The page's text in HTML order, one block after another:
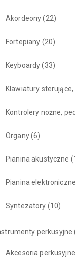
Akordeony(22)
Fortepiany (20)
Keyboardy(33)
Klawiatury sterujące,
Kontrolery nożne,
Organy(6)
Pianina akustyczne
Pianina
Syntezatory (10)
perkusyjne
Akcesoria perkusyjne